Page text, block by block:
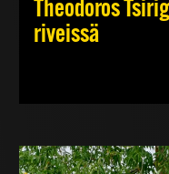
Theodoros
riveissä